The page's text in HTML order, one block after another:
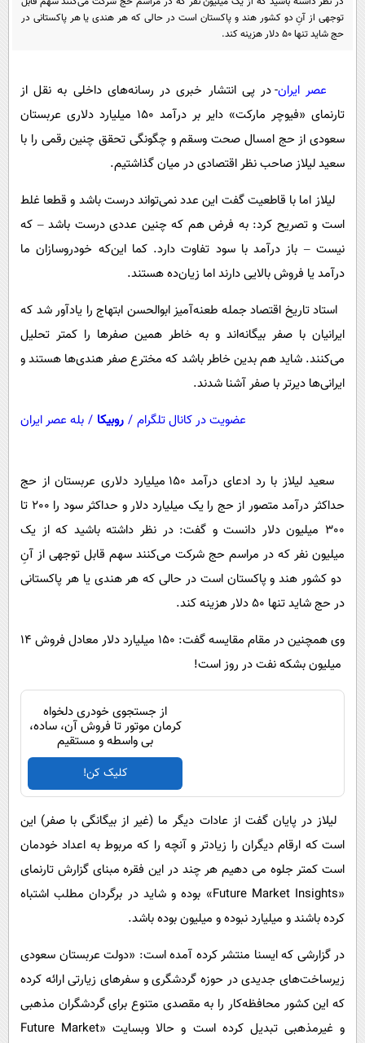
سرگرمی
حوادث
بین الملل
اجتماعی
حیات وحش
سیاست خارجی
پیامک
دانلود
توجهی از آنِ دو کشور هند و پاکستان است در حالی که هر هندی یا هر پاکستانی در
حج شاید تنها 50 دلار هزینه کند.
عصر ایران- در پی انتشار خبری در رسانه‌های داخلی به نقل از
تارنمای «فیوچر مارکت» دایر بر درآمد 150 میلیارد دلاری عربستان
سعودی از حج امسال صحت وسقم و چگونگی تحقق چنین رقمی را با
سعید لیلاز صاحب نظر اقتصادی در میان گذاشتیم.
لیلاز اما با قاطعیت گفت این عدد نمی‌تواند درست باشد و قطعا غلط
است و تصریح کرد: به فرض هم که چنین عددی درست باشد – که
نیست – باز درآمد با سود تفاوت دارد. کما این‌که خودروسازان ما
درآمد یا فروش بالایی دارند اما زیان‌ده هستند.
استاد تاریخ اقتصاد جمله طعنه‌آمیز ابوالحسن ابتهاج را یادآور شد که
ایرانیان با صفر بیگانه‌اند و به خاطر همین صفرها را کمتر تحلیل
می‌کنند. شاید هم بدین خاطر باشد که مخترع صفر هندی‌ها هستند و
ایرانی‌ها دیرتر با صفر آشنا شدند.
عضویت در کانال تلگرام / روبیکا / بله عصر ایران
سعید لیلاز با رد ادعای درآمد 150 میلیارد دلاری عربستان از حج
حداکثر درآمد متصور از حج را یک میلیارد دلار و حداکثر سود را 200 تا
300 میلیون دلار دانست و گفت: در نظر داشته باشید که از یک
میلیون نفر که در مراسم حج شرکت می‌کنند سهم قابل توجهی از آنِ
دو کشور هند و پاکستان است در حالی که هر هندی یا هر پاکستانی
در حج شاید تنها 50 دلار هزینه کند.
وی همچنین در مقام مقایسه گفت: 150 میلیارد دلار معادل فروش 14
میلیون بشکه نفت در روز است‌!
از جستجوی خودری دلخواه
کرمان موتور تا فروش آن، ساده،
بی واسطه و مستقیم
کلیک کن!
لیلاز در پایان گفت از عادات دیگر ما (غیر از بیگانگی با صفر) این
است که ارقام دیگران را زیادتر و آنچه را که مربوط به اعداد خودمان
است کمتر جلوه می دهیم هر چند در این فقره مبنای گزارش تارنمای
«Future Market Insights» بوده و شاید در برگردان مطلب اشتباه
کرده باشند و میلیارد نبوده و میلیون بوده باشد.
در گزارشی که ایسنا منتشر کرده آمده است: «دولت عربستان سعودی
زیرساخت‌های جدیدی در حوزه گردشگری و سفرهای زیارتی ارائه کرده
که این کشور محافظه‌کار را به مقصدی متنوع برای گردشگران مذهبی
و غیرمذهبی تبدیل کرده است و حالا وبسایت «Future Market